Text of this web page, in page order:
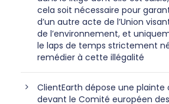
cela soit nécessaire pour
d’un autre acte de l’Union
de l’environnement, et
le laps de temps strictement
remédier à cette illégalité
ClientEarth dépose une plainte
devant le Comité européen